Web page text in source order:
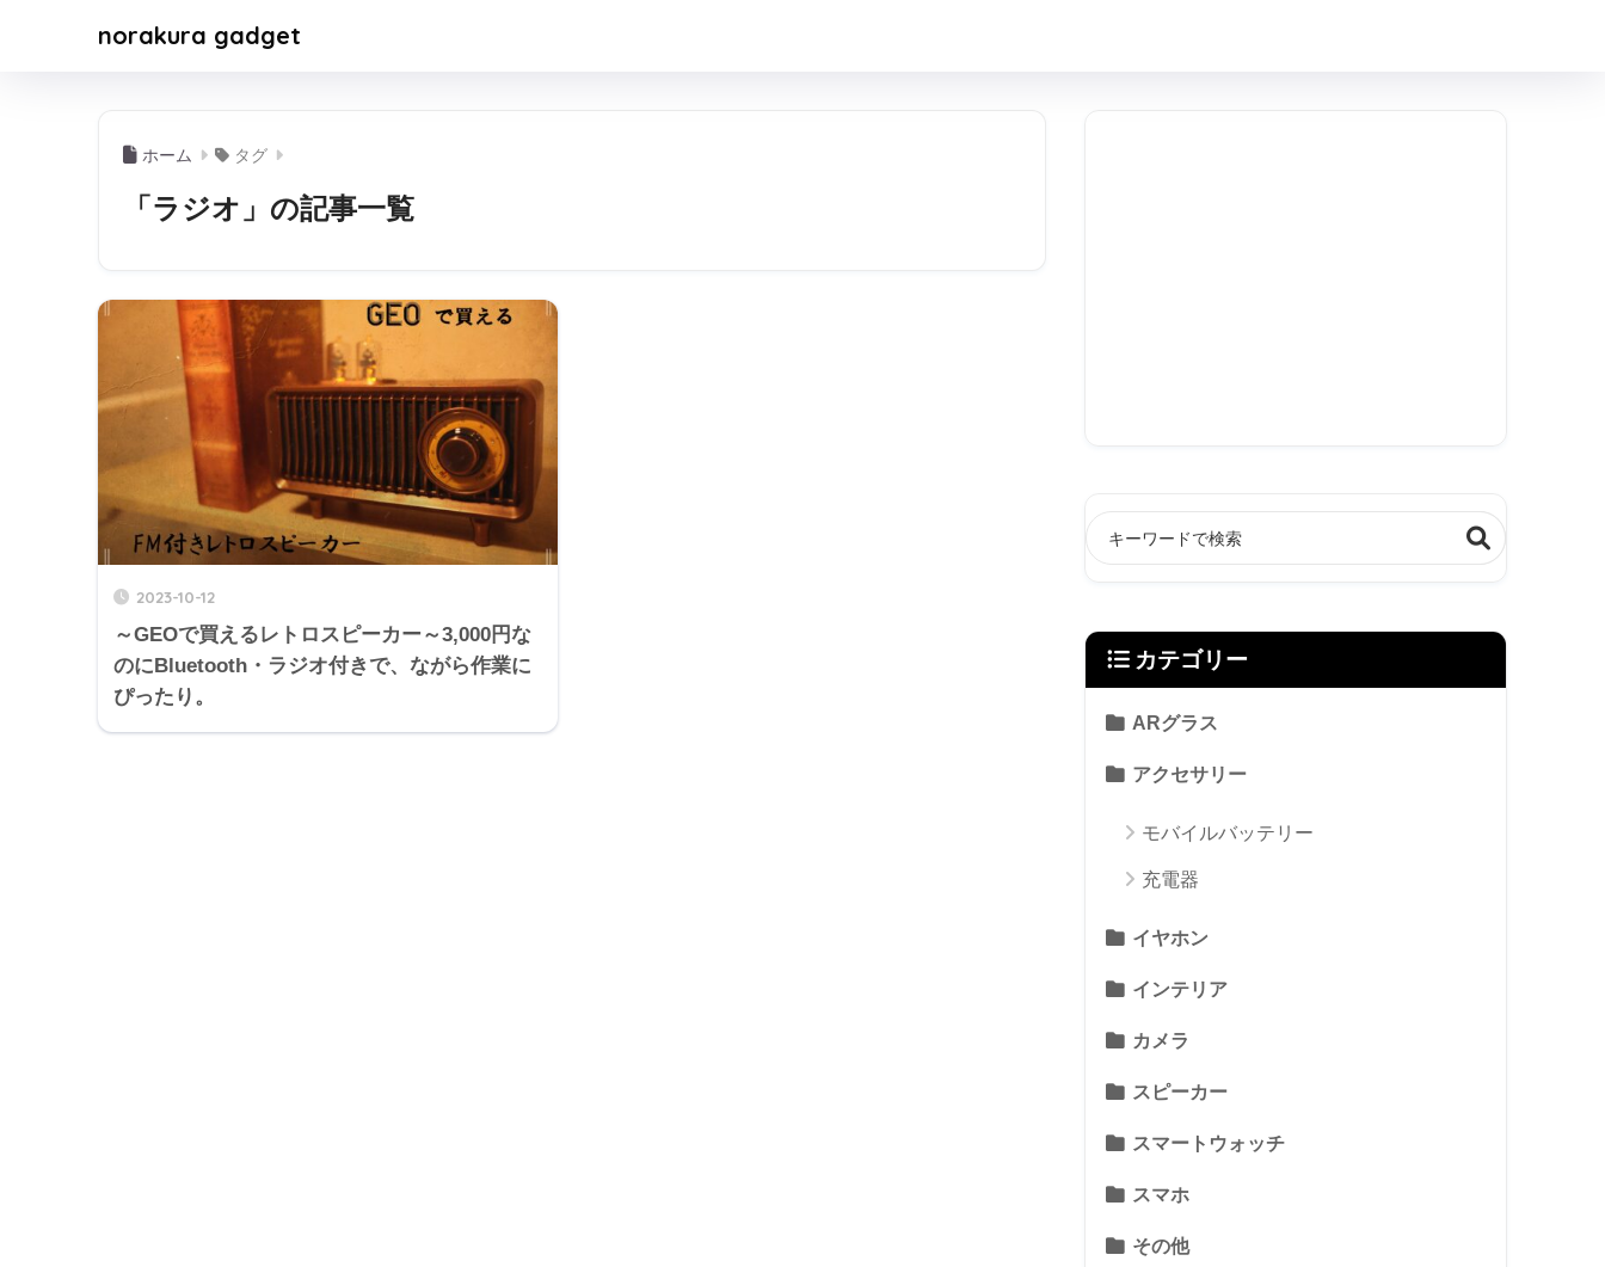
norakura gadget
ホーム タグ
「ラジオ」の記事一覧
2023-10-12
～GEOで買えるレトロスピーカー～3,000円な
のにBluetooth・ラジオ付きで、ながら作業に
ぴったり。
カテゴリー
ARグラス
アクセサリー
モバイルバッテリー
充電器
イヤホン
インテリア
カメラ
スピーカー
スマートウォッチ
スマホ
その他